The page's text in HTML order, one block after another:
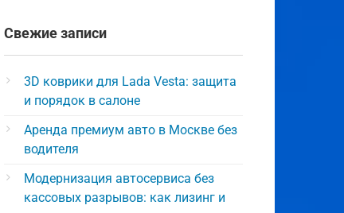
Свежие записи
3D коврики для Lada Vesta: защита
и порядок в салоне
Аренда премиум авто в Москве без
водителя
Модернизация автосервиса без
кассовых разрывов: как лизинг и